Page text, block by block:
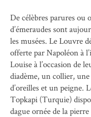
De célèbres parures ou
d’émeraudes sont
les musées. Le Louvre
offerte par Napoléon à
Louise à l’occasion de
diadème, un collier,
d’oreilles et un peigne.
Topkapi (Turquie)
dague ornée de la pierre